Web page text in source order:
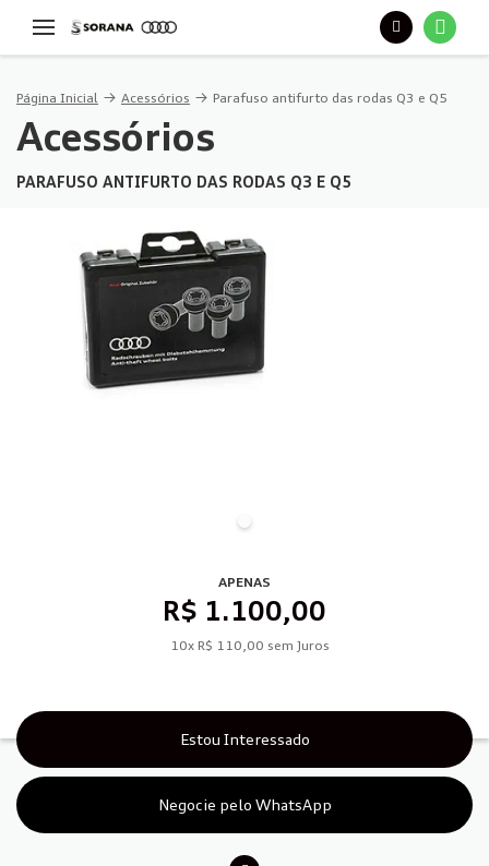
Página Inicial Acessórios Parafuso antifurto das rodas Q3 e Q5
Acessórios
PARAFUSO ANTIFURTO DAS RODAS Q3 E Q5
APENAS
R$ 1.100,00
10x R$ 110,00 sem Juros
Estou Interessado
Negocie pelo WhatsApp